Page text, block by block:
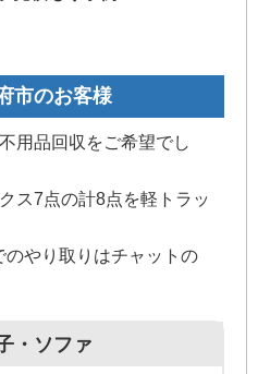
市のお客様
用品回収をご希望でし
ス7点の計8点を軽トラッ
のやり取りはチャットの
・ソファ